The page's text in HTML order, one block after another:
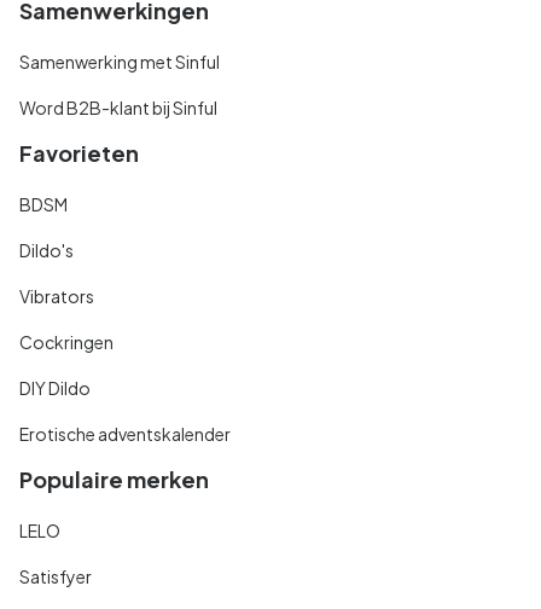
Samenwerkingen
Samenwerking met Sinful
Word B2B-klant bij Sinful
Favorieten
BDSM
Dildo's
Vibrators
Cockringen
DIY Dildo
Erotische adventskalender
Populaire merken
LELO
Satisfyer